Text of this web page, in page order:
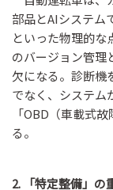
部品とAIシステム
といった物理的な
のバージョン管理
欠になる。診断機
でなく、システム
「OBD（車載式
る。
2. 「特定整備」の